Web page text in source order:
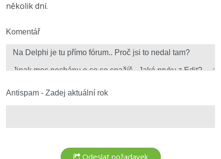
Fórum
Kybernetická bezpečnost
několik dní.
Komentář
Antispam - Zadej aktuální rok